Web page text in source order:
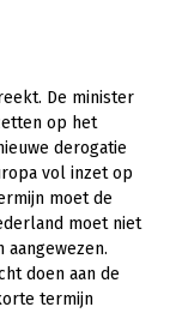
De minister
op het
derogatie
vol inzet op
moet de
moet niet
doen aan de
termijn